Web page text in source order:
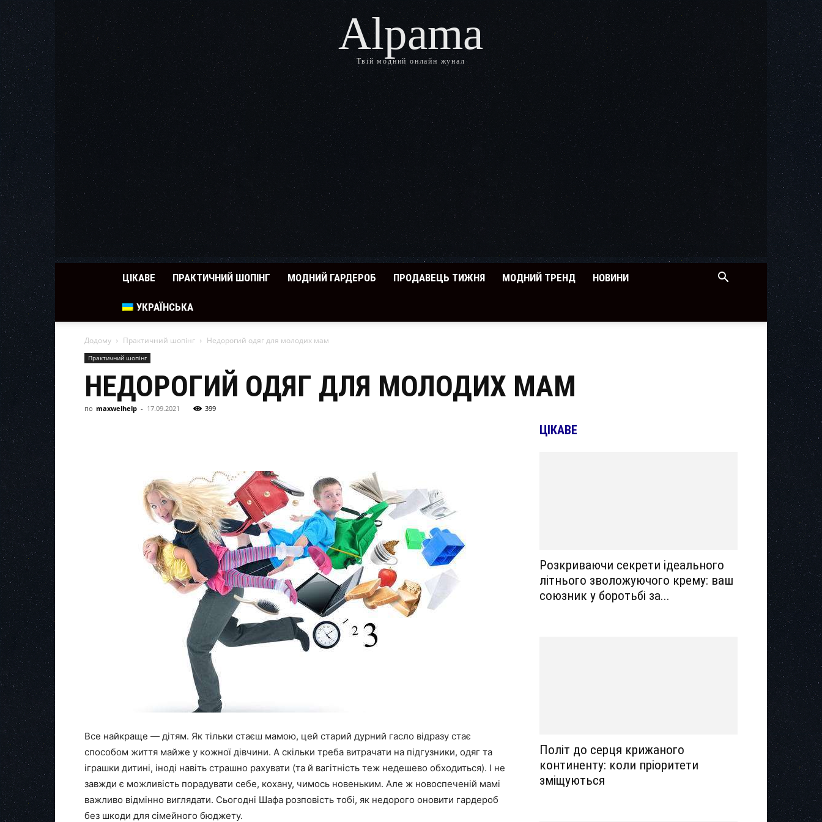
Alpama
Твій модний онлайн жунал
ЦІКАВЕ ПРАКТИЧНИЙ ШОПІНГ МОДНИЙ ГАРДЕРОБ ПРОДАВЕЦЬ ТИЖНЯ МОДНИЙ ТРЕНД НОВИНИ
УКРАЇНСЬКА
Додому Практичний шопінг Недорогий одяг для молодих мам
Практичний шопінг
НЕДОРОГИЙ ОДЯГ ДЛЯ МОЛОДИХ МАМ
по maxwelhelp - 17.09.2021 399
Все найкраще — дітям. Як тільки стаєш мамою, цей старий дурний гасло відразу стає
способом життя майже у кожної дівчини. А скільки треба витрачати на підгузники, одяг та
іграшки дитині, іноді навіть страшно рахувати (та й вагітність теж недешево обходиться). І не
завжди є можливість порадувати себе, кохану, чимось новеньким. Але ж новоспеченій мамі
важливо відмінно виглядати. Сьогодні Шафа розповість тобі, як недорого оновити гардероб
без шкоди для сімейного бюджету.
ЦІКАВЕ
Розкриваючи секрети ідеального
літнього зволожуючого крему: ваш
союзник у боротьбі за...
Політ до серця крижаного
континенту: коли пріоритети
зміщуються